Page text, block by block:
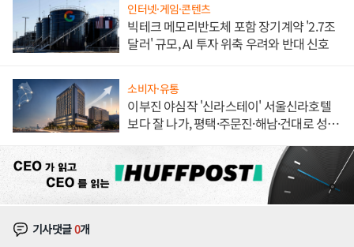
인터넷·게임·콘텐츠
빅테크 메모리반도체 포함 장기계약 '2.7조
달러' 규모, AI 투자 위축 우려와 반대 신호
소비자·유통
이부진 야심작 '신라스테이' 서울신라호텔
보다 잘 나가, 평택·주문진·해남·건대로 성
기사댓글0개